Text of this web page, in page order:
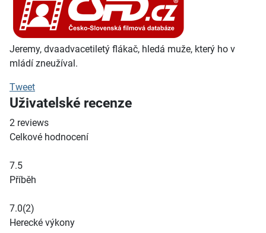
Jeremy, dvaadvacetiletý flákač, hledá muže, který ho v
mládí zneužíval.
Tweet
Uživatelské recenze
2 reviews
Celkové hodnocení
7.5
Příběh
7.0(2)
Herecké výkony